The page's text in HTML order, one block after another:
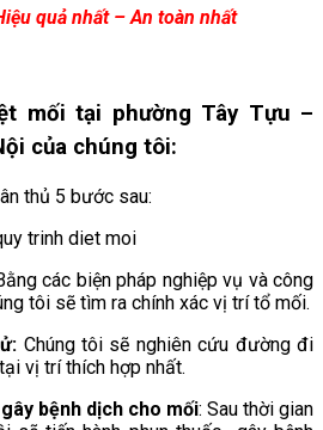
quả nhất – An toàn nhất
mối tại phường Tây Tựu –
của chúng tôi:
thủ 5 bước sau:
các biện pháp nghiệp vụ và công
tôi sẽ tìm ra chính xác vị trí tổ mối.
Chúng tôi sẽ nghiên cứu đường đi
vị trí thích hợp nhất.
bệnh dịch cho mối: Sau thời gian